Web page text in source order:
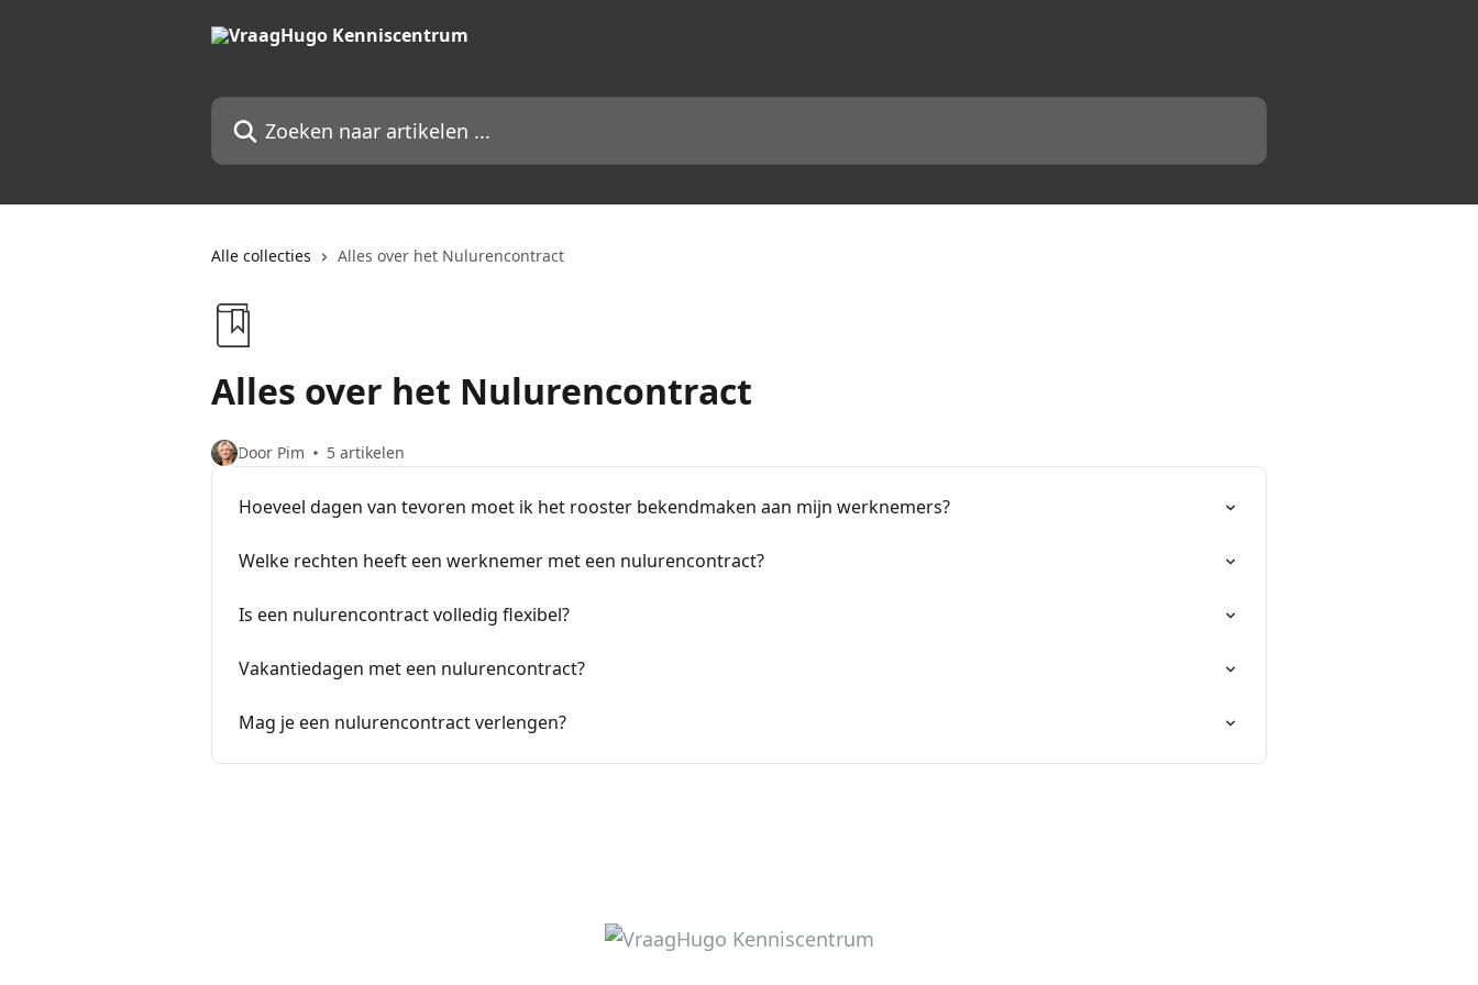
Zoeken naar artikelen ...
Alle collecties Alles over het Nulurencontract
Alles over het Nulurencontract
Door Pim 5 artikelen
Hoeveel dagen van tevoren moet ik het rooster bekendmaken aan mijn werknemers?
Welke rechten heeft een werknemer met een nulurencontract?
Is een nulurencontract volledig flexibel?
Vakantiedagen met een nulurencontract?
Mag je een nulurencontract verlengen?